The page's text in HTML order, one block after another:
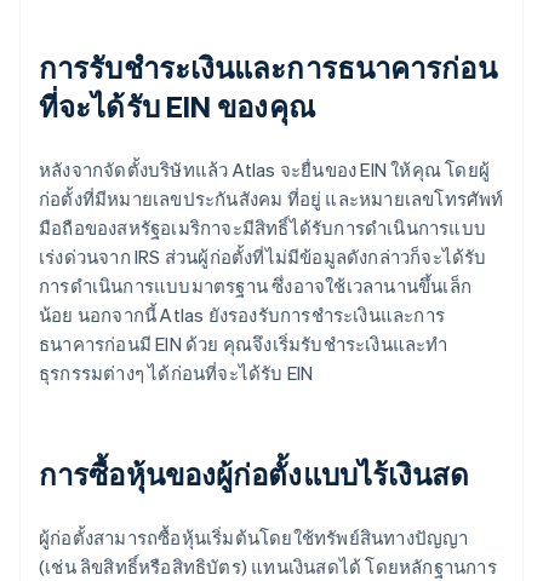
การรับชำระเงินและการธนาคารก่อน
ที่จะได้รับ EIN ของคุณ
หลังจากจัดตั้งบริษัทแล้ว Atlas จะยื่นของ EIN ให้คุณ โดยผู้
ก่อตั้งที่มีหมายเลขประกันสังคม ที่อยู่ และหมายเลขโทรศัพท์
มือถือของสหรัฐอเมริกาจะมีสิทธิ์ได้รับการดำเนินการแบบ
เร่งด่วนจาก IRS ส่วนผู้ก่อตั้งที่ไม่มีข้อมูลดังกล่าวก็จะได้รับ
การดำเนินการแบบมาตรฐาน ซึ่งอาจใช้เวลานานขึ้นเล็ก
น้อย นอกจากนี้ Atlas ยังรองรับการชำระเงินและการ
ธนาคารก่อนมี EIN ด้วย คุณจึงเริ่มรับชำระเงินและทำ
ธุรกรรมต่างๆ ได้ก่อนที่จะได้รับ EIN
การซื้อหุ้นของผู้ก่อตั้งแบบไร้เงินสด
ผู้ก่อตั้งสามารถซื้อหุ้นเริ่มต้นโดยใช้ทรัพย์สินทางปัญญา
(เช่น ลิขสิทธิ์หรือสิทธิบัตร) แทนเงินสดได้ โดยหลักฐานการ